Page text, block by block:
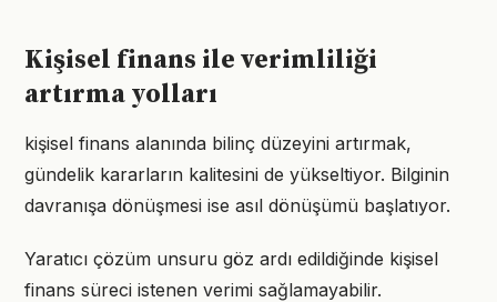
Kişisel finans ile verimliliği
artırma yolları
kişisel finans alanında bilinç düzeyini artırmak,
gündelik kararların kalitesini de yükseltiyor. Bilginin
davranışa dönüşmesi ise asıl dönüşümü başlatıyor.
Yaratıcı çözüm unsuru göz ardı edildiğinde kişisel
finans süreci istenen verimi sağlamayabilir.